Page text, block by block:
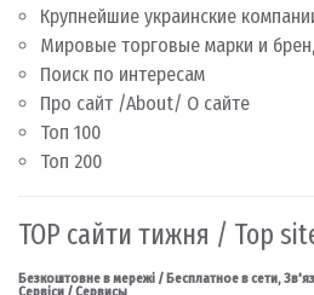
Крупнейшие украинские
Мировые торговые марки и
Поиск по интересам
Про сайт /About/ О сайте
Топ 100
Топ 200
TOP сайти тижня / Top